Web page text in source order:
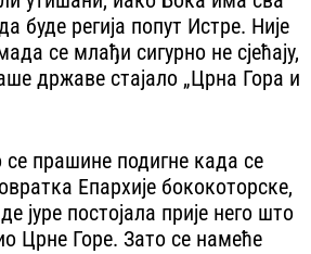
буде регија попут Истре. Није
се млађи сигурно не сјећају,
државе стајало „Црна Гора и
прашине подигне када се
Епархије бококоторске,
јуре постојала прије него што
Црне Горе. Зато се намеће